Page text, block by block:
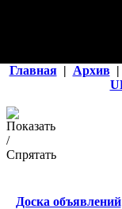
Главная | Архив |
Доска объявлений